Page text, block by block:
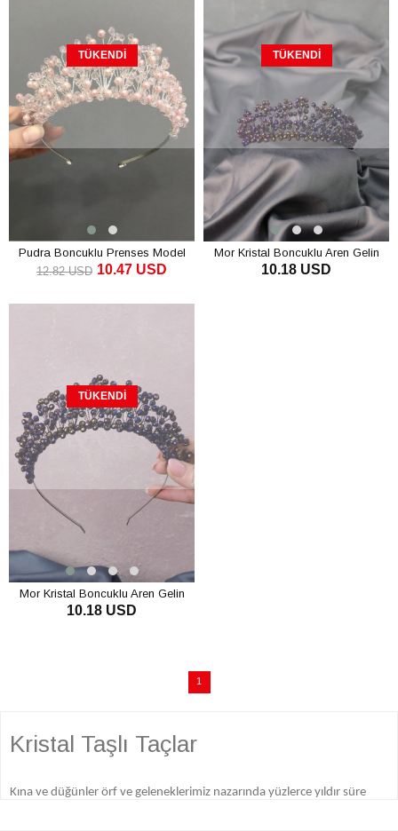
TÜKENDI
Pudra Boncuklu Prenses Model
Gelin Tacı
10.47 USD
12.82 USD
TÜKENDI
Mor Kristal Boncuklu Aren Gelin
Kına Tacı
10.18 USD
TÜKENDI
Mor Kristal Boncuklu Aren Gelin
Kına Tacı
10.18 USD
1
Kristal Taşlı Taçlar
Kına ve düğünler örf ve geleneklerimiz nazarında yüzlerce yıldır süre